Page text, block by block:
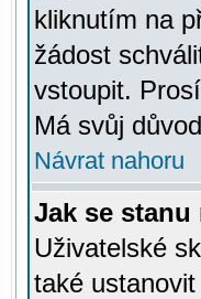
kliknutím na
žádost
vstoupit.
Má svůj
Návrat nahoru
Jak se
Uživatelské
také